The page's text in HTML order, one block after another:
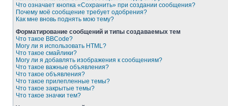
Что означает кнопка «Сохранить» при создании сообщения?
Почему моё сообщение требует одобрения?
Как мне вновь поднять мою тему?
Форматирование сообщений и типы создаваемых тем
Что такое BBCode?
Могу ли я использовать HTML?
Что такое смайлики?
Могу ли я добавлять изображения к сообщениям?
Что такое важные объявления?
Что такое объявления?
Что такое прилепленные темы?
Что такое закрытые темы?
Что такое значки тем?